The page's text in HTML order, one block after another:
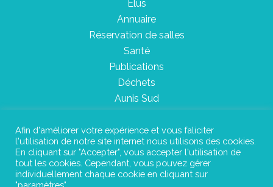
Élus
Annuaire
Réservation de salles
Santé
Publications
Déchets
Aunis Sud
Plan du site
Mentions légales
Afin d'améliorer votre expérience et vous faliciter
l'utilisation de notre site internet nous utilisons des cookies.
En cliquant sur "Accepter", vous accepter l'utilisation de
tout les cookies. Cependant, vous pouvez gérer
individuellement chaque cookie en cliquant sur
"paramètres".